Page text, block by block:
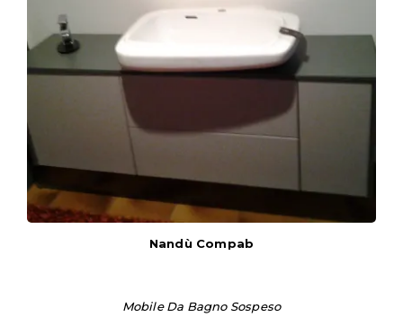
Nandù Compab
Mobile Da Bagno Sospeso